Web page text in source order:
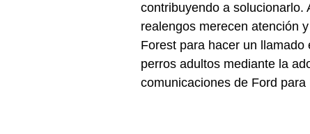
contribuyendo a solucionarlo.
realengos merecen atención
Forest para hacer un
perros adultos mediante la
comunicaciones de Ford